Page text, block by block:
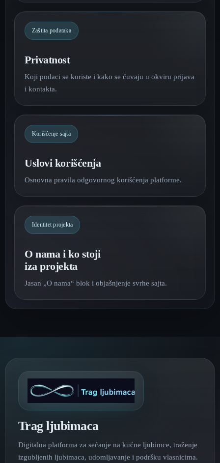
Zaštita podataka
Privatnost
Koji podaci se koriste i kako se čuvaju u okviru prijava
i kontakta.
Korišćenje sajta
Uslovi korišćenja
Osnovna pravila odgovornog korišćenja platforme.
Identitet projekta
O nama i ko stoji
iza projekta
Jasan „O nama“ blok i objašnjenje svrhe sajta.
Trag ljubimaca
Digitalna platforma za sećanje na kućne ljubimce, traženje
izgubljenih ljubimaca, udomljavanje i podršku vlasnicima.